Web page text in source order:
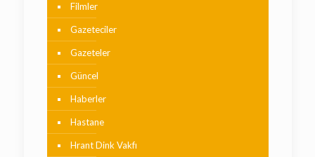
Filmler
Gazeteciler
Gazeteler
Güncel
Haberler
Hastane
Hrant Dink Vakfı